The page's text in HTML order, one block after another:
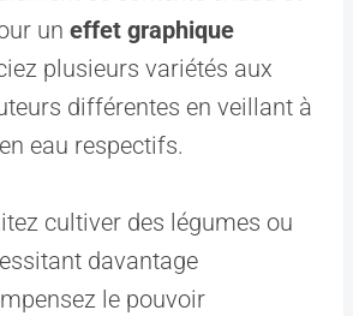
un effet graphique
plusieurs variétés aux
différentes en veillant à
eau respectifs.
cultiver des légumes ou
davantage
le pouvoir